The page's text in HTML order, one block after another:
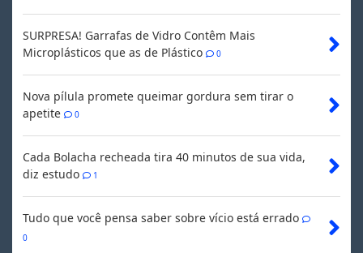
SURPRESA! Garrafas de Vidro Contêm Mais
Microplásticos que as de Plástico
0
Nova pílula promete queimar gordura sem tirar o
apetite
0
Cada Bolacha recheada tira 40 minutos de sua vida,
diz estudo
1
Tudo que você pensa saber sobre vício está errado
0